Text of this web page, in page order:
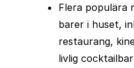
Flera populära
barer i huset,
restaurang,
livlig cocktailbar